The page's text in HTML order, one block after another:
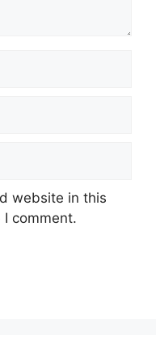
website in this
comment.